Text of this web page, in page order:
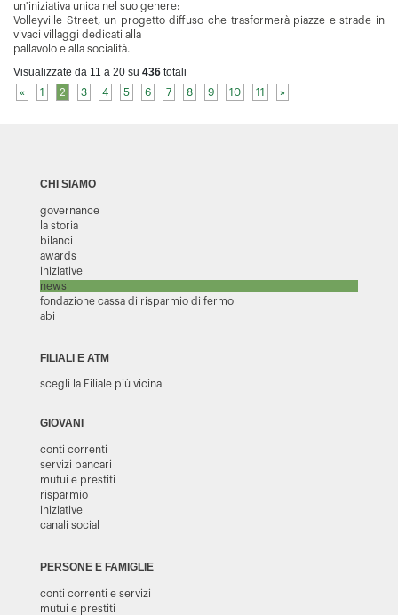
un'iniziativa unica nel suo genere:
Volleyville Street, un progetto diffuso che trasformerà piazze e strade in
vivaci villaggi dedicati alla
pallavolo e alla socialità.
Visualizzate da 11 a 20 su 436 totali
« 1 2 3 4 5 6 7 8 9 10 11 »
CHI SIAMO
governance
la storia
bilanci
awards
iniziative
news
fondazione cassa di risparmio di fermo
abi
FILIALI E ATM
scegli la Filiale più vicina
GIOVANI
conti correnti
servizi bancari
mutui e prestiti
risparmio
iniziative
canali social
PERSONE E FAMIGLIE
conti correnti e servizi
mutui e prestiti